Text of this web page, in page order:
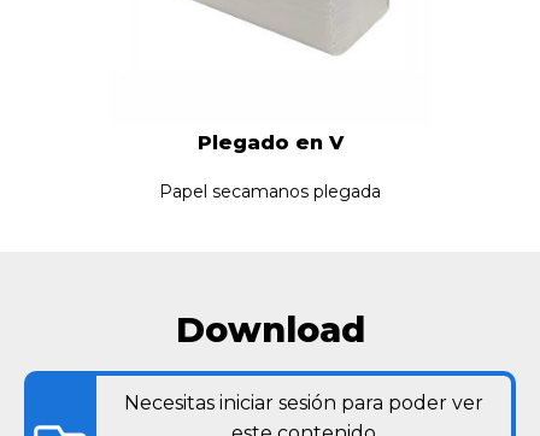
Plegado en V
Papel secamanos plegada
Download
Necesitas iniciar sesión para poder ver